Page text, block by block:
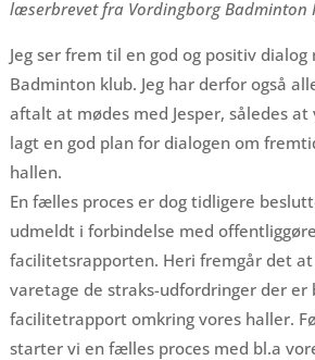
læserbrevet fra Vordingborg Badminton
Jeg ser frem til en god og positiv dialog
Badminton klub. Jeg har derfor også
aftalt at mødes med Jesper, således at
lagt en god plan for dialogen om
hallen.
En fælles proces er dog tidligere
udmeldt i forbindelse med
facilitetsrapporten. Heri fremgår det
varetage de straks-udfordringer der er
facilitetrapport omkring vores haller.
starter vi en fælles proces med bl.a